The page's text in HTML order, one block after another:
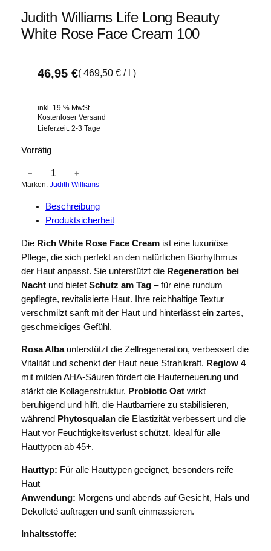
Judith Williams Life Long Beauty
White Rose Face Cream 100
46,95 €( 469,50 €/ )
inkl. 19 % MwSt.
Kostenloser Versand
Lieferzeit: 2-3 Tage
Vorrätig
u
h
W
i
l
l
i
a
s
L
i
f
e
L
o
n
g
B
e
a
t
− +
Marken: Judith Williams
Beschreibung
Produktsicherheit
Die Rich White Rose Face Creamist eine luxuriöse
Pflege, die sich perfekt an den natürlichen Biorhythmus
der Haut anpasst. Sie unterstützt die Regeneration bei
Nachtund bietet Schutz am Tag– für eine rundum
gepflegte, revitalisierte Haut. Ihre reichhaltige Textur
verschmilzt sanft mit der Haut und hinterlässt ein zartes,
geschmeidiges Gefühl.
Rosa Albaunterstützt die Zellregeneration, verbessert die
Vitalität und schenkt der Haut neue Strahlkraft. Reglow 4
mit milden AHA-Säuren fördert die Hauterneuerung und
stärkt die Kollagenstruktur. Probiotic Oatwirkt
beruhigend und hilft, die Hautbarriere zu stabilisieren,
während Phytosqualandie Elastizität verbessert und die
Haut vor Feuchtigkeitsverlust schützt. Ideal für alle
Hauttypen ab 45+.
Hauttyp: Für alle Hauttypen geeignet, besonders reife
Haut
Anwendung: Morgens und abends auf Gesicht, Hals und
Dekolleté auftragen und sanft einmassieren.
Inhaltsstoffe: